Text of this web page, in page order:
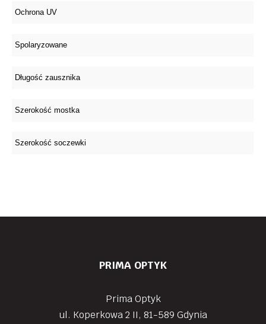
PRIMA OPTYK
Prima Optyk
ul. Koperkowa 2 II, 81-589 Gdynia